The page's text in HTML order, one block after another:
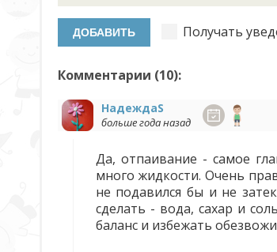
Получать
Комментарии (10):
НадеждаS
больше года назад
Да, отпаивание - самое
много жидкости. Очень
не подавился бы и не
сделать - вода, сахар и
баланс и избежать